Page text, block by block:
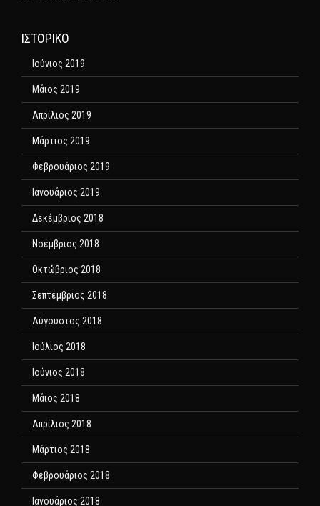
ΙΣΤΟΡΙΚΌ
Ιούνιος 2019
Μάιος 2019
Απρίλιος 2019
Μάρτιος 2019
Φεβρουάριος 2019
Ιανουάριος 2019
Δεκέμβριος 2018
Νοέμβριος 2018
Οκτώβριος 2018
Σεπτέμβριος 2018
Αύγουστος 2018
Ιούλιος 2018
Ιούνιος 2018
Μάιος 2018
Απρίλιος 2018
Μάρτιος 2018
Φεβρουάριος 2018
Ιανουάριος 2018